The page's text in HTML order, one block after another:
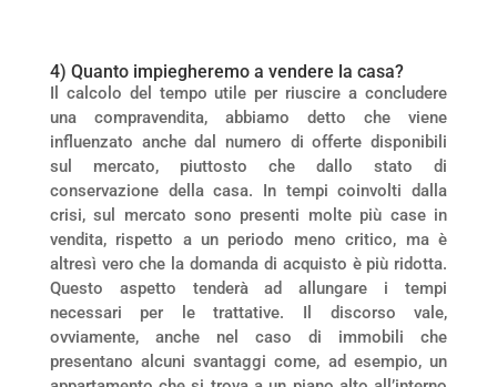
4) Quanto impiegheremo a vendere la casa?
Il calcolo del tempo utile per riuscire a concludere
una compravendita, abbiamo detto che viene
influenzato anche dal numero di offerte disponibili
sul mercato, piuttosto che dallo stato di
conservazione della casa. In tempi coinvolti dalla
crisi, sul mercato sono presenti molte più case in
vendita, rispetto a un periodo meno critico, ma è
altresì vero che la domanda di acquisto è più ridotta.
Questo aspetto tenderà ad allungare i tempi
necessari per le trattative. Il discorso vale,
ovviamente, anche nel caso di immobili che
presentano alcuni svantaggi come, ad esempio, un